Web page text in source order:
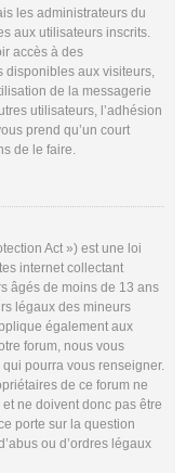
les administrateurs du
aux utilisateurs inscrits.
accès à des
disponibles aux visiteurs,
de la messagerie
utilisateurs, l’adhésion
prend qu’un court
de le faire.
Act ») est une loi
internet collectant
âgés de moins de 13 ans
légaux des mineurs
également aux
forum, nous vous
pourra vous renseigner.
de ce forum ne
ne doivent donc pas être
porte sur la question
ou d’ordres légaux